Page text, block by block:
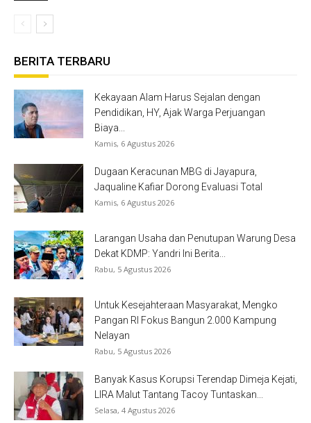
BERITA TERBARU
Kekayaan Alam Harus Sejalan dengan
Pendidikan, HY, Ajak Warga Perjuangan
Biaya...
Kamis, 6 Agustus 2026
Dugaan Keracunan MBG di Jayapura,
Jaqualine Kafiar Dorong Evaluasi Total
Kamis, 6 Agustus 2026
Larangan Usaha dan Penutupan Warung Desa
Dekat KDMP: Yandri Ini Berita...
Rabu, 5 Agustus 2026
Untuk Kesejahteraan Masyarakat, Mengko
Pangan RI Fokus Bangun 2.000 Kampung
Nelayan
Rabu, 5 Agustus 2026
Banyak Kasus Korupsi Terendap Dimeja Kejati,
LIRA Malut Tantang Tacoy Tuntaskan...
Selasa, 4 Agustus 2026